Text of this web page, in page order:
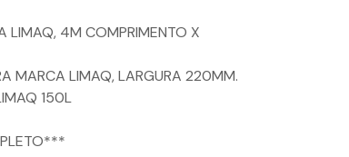
LIMAQ, 4M COMPRIMENTO X
MARCA LIMAQ, LARGURA 220MM.
150L